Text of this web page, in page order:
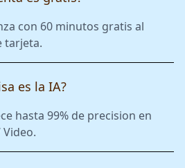
con 60 minutos gratis al
tarjeta.
es la IA?
hasta 99% de precision en